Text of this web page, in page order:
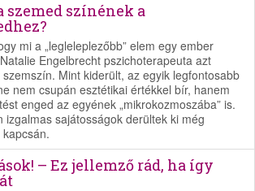
szemed színének a
mi a „legleleplezőbb” elem egy ember
Engelbrecht pszichoterapeuta azt
Mint kiderült, az egyik legfontosabb
nem csupán esztétikai értékkel bír, hanem
enged az egyének „mikrokozmoszába” is.
izgalmas sajátosságok derültek ki még
– Ez jellemző rád, ha így